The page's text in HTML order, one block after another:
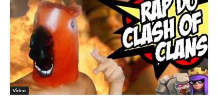
Vídeo